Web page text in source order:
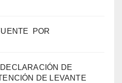
POR
DE
DE LEVANTE